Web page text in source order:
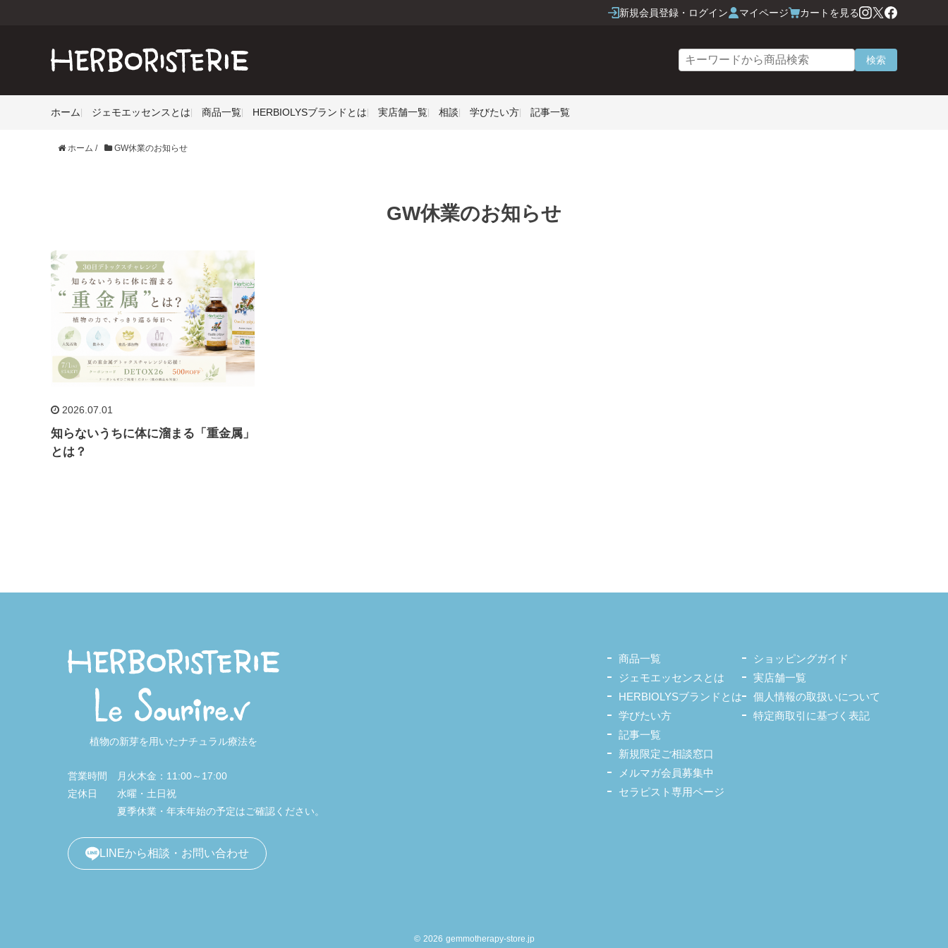
新規会員登録・ログイン マイページ カートを見る
検索
ホーム ジェモエッセンスとは 商品一覧 HERBIOLYSブランドとは 実店舗一覧 相談 学びたい方 記事一覧
ホーム / GW休業のお知らせ
GW休業のお知らせ
2026.07.01
知らないうちに体に溜まる「重金属」
とは？
植物の新芽を用いたナチュラル療法を
営業時間
月火木金：11:00～17:00
定休日
水曜・土日祝
夏季休業・年末年始の予定はご確認ください。
LINEから相談・お問い合わせ
商品一覧
ジェモエッセンスとは
HERBIOLYSブランドとは
学びたい方
記事一覧
新規限定ご相談窓口
メルマガ会員募集中
セラピスト専用ページ
ショッピングガイド
実店舗一覧
個人情報の取扱いについて
特定商取引に基づく表記
© 2026 gemmotherapy-store.jp